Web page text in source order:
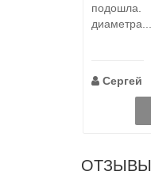
диаметра...
Сергей